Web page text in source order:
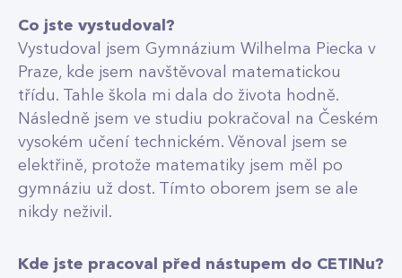
Co jste vystudoval?
Vystudoval jsem Gymnázium Wilhelma Piecka v
Praze, kde jsem navštěvoval matematickou
třídu. Tahle škola mi dala do života hodně.
Následně jsem ve studiu pokračoval na Českém
vysokém učení technickém. Věnoval jsem se
elektřině, protože matematiky jsem měl po
gymnáziu už dost. Tímto oborem jsem se ale
nikdy neživil.
Kde jste pracoval před nástupem do CETINu?